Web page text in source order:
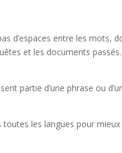
d’espaces entre les mots,
et les documents
partie d’une phrase ou
les langues pour